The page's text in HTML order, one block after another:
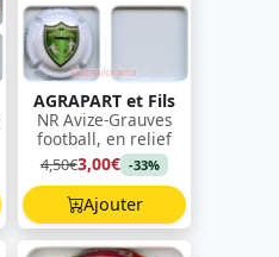
AGRAPART et Fils
NR Avize-Grauves
football, en relief
4,50€3,00€ -33%
Ajouter